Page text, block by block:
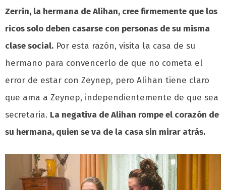
Zerrin, la hermana de Alihan, cree firmemente que los
ricos solo deben casarse con personas de su misma
clase social. Por esta razón, visita la casa de su
hermano para convencerlo de que no cometa el
error de estar con Zeynep, pero Alihan tiene claro
que ama a Zeynep, independientemente de que sea
secretaria. La negativa de Alihan rompe el corazón de
su hermana, quien se va de la casa sin mirar atrás.